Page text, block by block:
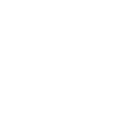
Diving Center – Fotonachweis: